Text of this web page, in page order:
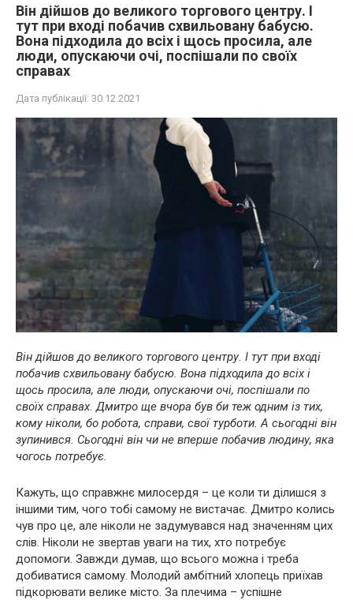
Він дійшов до великого торгового центру. І
тут при вході побачив схвильовану бабусю.
Вона підходила до всіх і щось просила, але
люди, опускаючи очі, поспішали по своїх
справах
Дата публікації: 30.12.2021
Він дійшов до великого торгового центру. І тут при вході
побачив схвильовану бабусю. Вона підходила до всіх і
щось просила, але люди, опускаючи очі, поспішали по
своїх справах. Дмитро ще вчора був би теж одним із тих,
кому ніколи, бо робота, справи, свої турботи. А сьогодні він
зупинився. Сьогодні він чи не вперше побачив людину, яка
чогось потребує.
Кажуть, що справжнє милосердя – це коли ти ділишся з
іншими тим, чого тобі самому не вистачає. Дмитро колись
чув про це, але ніколи не задумувався над значенням цих
слів. Ніколи не звертав уваги на тих, хто потребує
допомоги. Завжди думав, що всього можна і треба
добиватися самому. Молодий амбітний хлопець приїхав
підкорювати велике місто. За плечима – успішне